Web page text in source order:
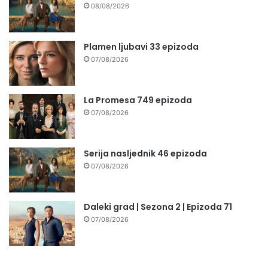
08/08/2026
Plamen ljubavi 33 epizoda
07/08/2026
La Promesa 749 epizoda
07/08/2026
Serija nasljednik 46 epizoda
07/08/2026
Daleki grad | Sezona 2 | Epizoda 71
07/08/2026